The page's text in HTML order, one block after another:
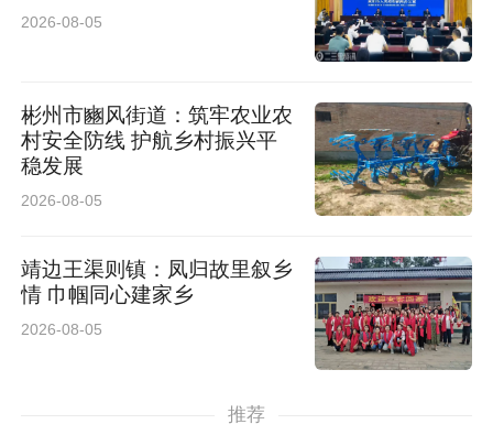
2026-08-05
彬州市豳风街道：筑牢农业农
村安全防线 护航乡村振兴平
稳发展
2026-08-05
靖边王渠则镇：凤归故里叙乡
情 巾帼同心建家乡
2026-08-05
推荐